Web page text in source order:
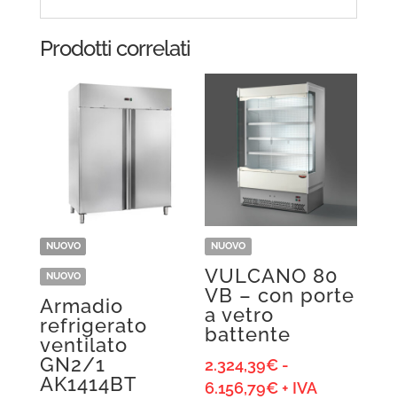
Prodotti correlati
NUOVO
NUOVO
Armadio
refrigerato
ventilato
GN2/1
AK1414BT
NUOVO
VULCANO 80
VB – con porte
a vetro
battente
2.324,39€ -
6.156,79€Fascia
+ IVA